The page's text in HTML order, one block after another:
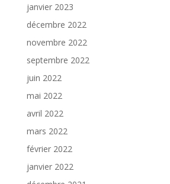
janvier 2023
décembre 2022
novembre 2022
septembre 2022
juin 2022
mai 2022
avril 2022
mars 2022
février 2022
janvier 2022